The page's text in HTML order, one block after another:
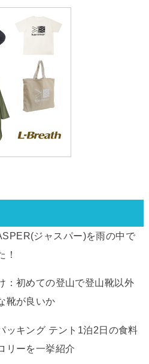
ジャスパー)を雨の中で
！
：初めての登山で登山靴以外
靴が良いか
ッキング テント1泊2日の食料
リーを一挙紹介